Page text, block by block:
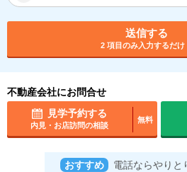
送信する
2 項目のみ入力するだけ
不動産会社にお問合せ
見学予約する
内見・お店訪問の相談
無料
おすすめ 電話ならやりと